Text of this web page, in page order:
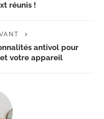
réunis !
antivol pour
votre appareil